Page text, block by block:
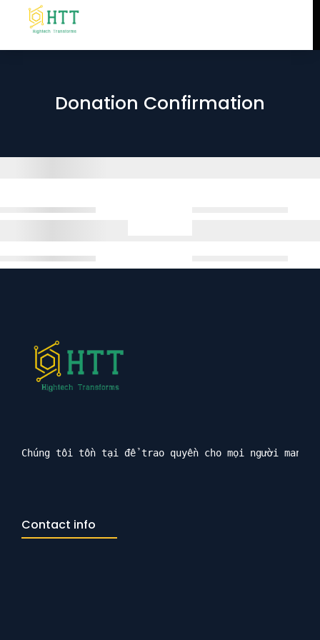
Donation Confirmation
Chúng tôi tồn tại để trao quyền cho mọi người
Contact info